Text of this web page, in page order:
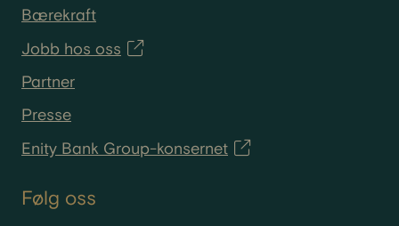
Bærekraft
Jobb hos oss
Partner
Presse
Enity Bank Group-konsernet
Følg oss